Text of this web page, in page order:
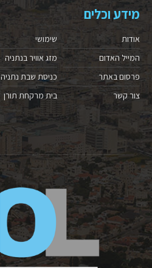
מידע וכלים
אודות
המייל האדום
פרסום באתר
צור קשר
שימושי
מזג אוויר בנתניה
כניסת שבת נתניה
בית מרקחת תורן